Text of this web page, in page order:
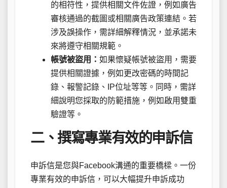
的相符性，提供相關文件佐證，例如廣告
審核通過的截圖或相關廣告政策連結。若
涉及誤操作，需詳細解釋情況，並承諾未
來將遵守相關規範。
帳號被盜用： 如果懷疑帳號被盜用，需要
提供相關證據，例如更改密碼的時間記
錄、報警記錄、IP位址等等。同時，需詳
細說明您採取的防範措施，例如啟用雙重
驗證等。
二、撰寫專業有效的申訴信
申訴信是您與Facebook溝通的重要橋樑。一份
專業有效的申訴信，可以大幅提升申訴成功